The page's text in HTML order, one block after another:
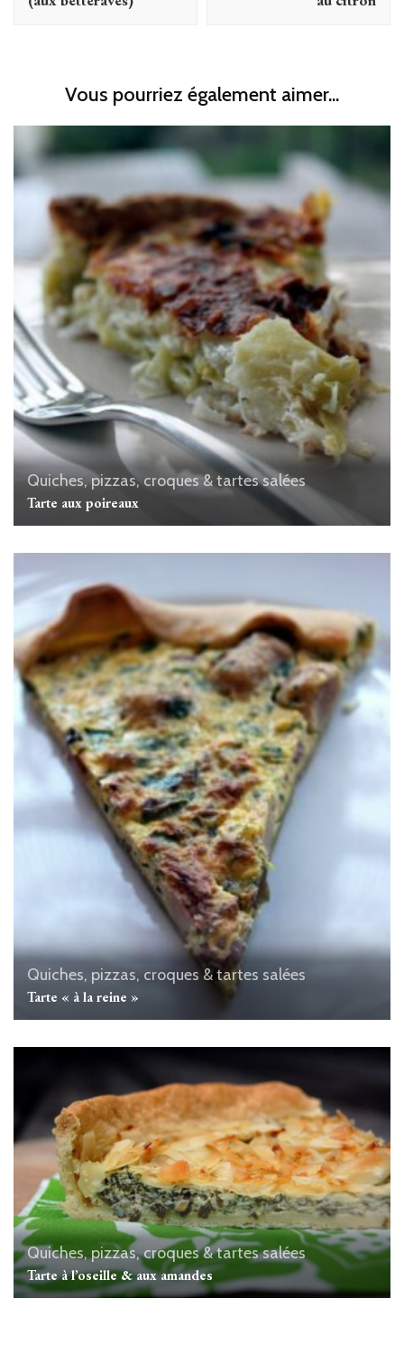
Vous pourriez également aimer...
Quiches, pizzas, croques & tartes salées
Tarte aux poireaux
Quiches, pizzas, croques & tartes salées
Tarte « à la reine »
Quiches, pizzas, croques & tartes salées
Tarte à l’oseille & aux amandes